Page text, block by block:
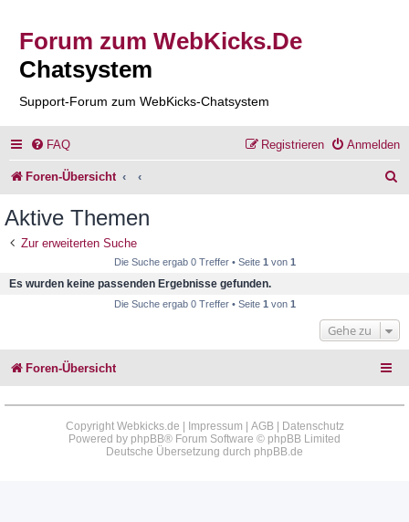
Forum zum WebKicks.De
Chatsystem
Support-Forum zum WebKicks-Chatsystem
FAQ Anmelden
Registrieren
Foren-Übersicht
Aktive Themen
Zur erweiterten Suche
Die Suche ergab 0 Treffer • Seite 1 von 1
Es wurden keine passenden Ergebnisse gefunden.
Die Suche ergab 0 Treffer • Seite 1 von 1
Gehe zu
Foren-Übersicht
Copyright Webkicks.de | Impressum AGB|
Datenschutz
Powered by phpBB® Forum Software © phpBB Limited
Deutsche Übersetzung durch phpBB.de